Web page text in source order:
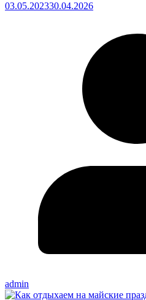
03.05.202330.04.2026
admin